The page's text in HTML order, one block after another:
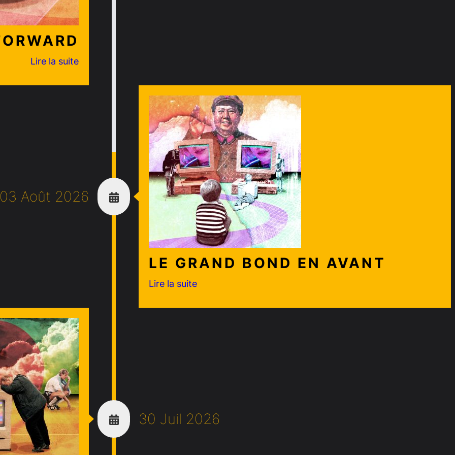
Lire la suite
LE GRAND BOND EN AVANT
Lire la suite
03 Août 2026
30 Juil 2026